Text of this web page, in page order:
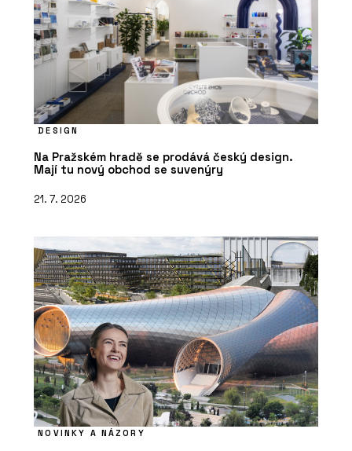
DESIGN
Na Pražském hradě se prodává český design.
Mají tu nový obchod se suvenýry
21. 7. 2026
NOVINKY A NÁZORY